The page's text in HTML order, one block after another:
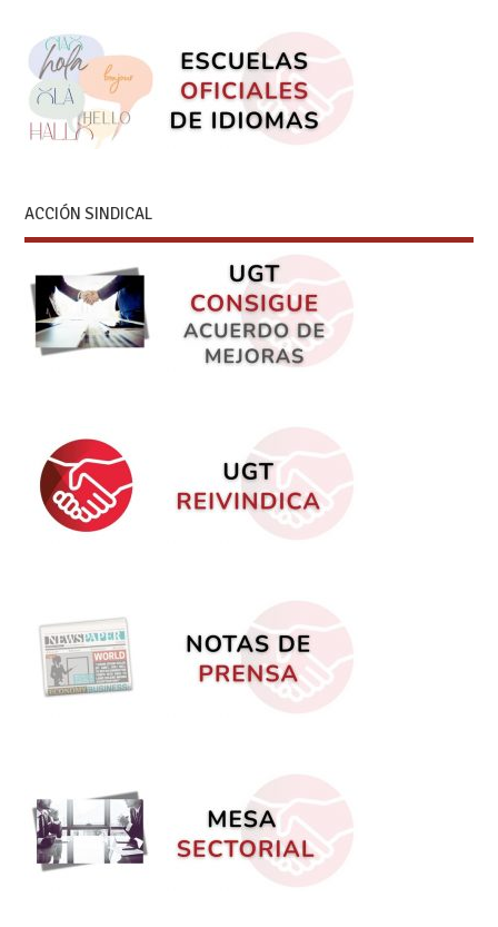
ACCIÓN SINDICAL